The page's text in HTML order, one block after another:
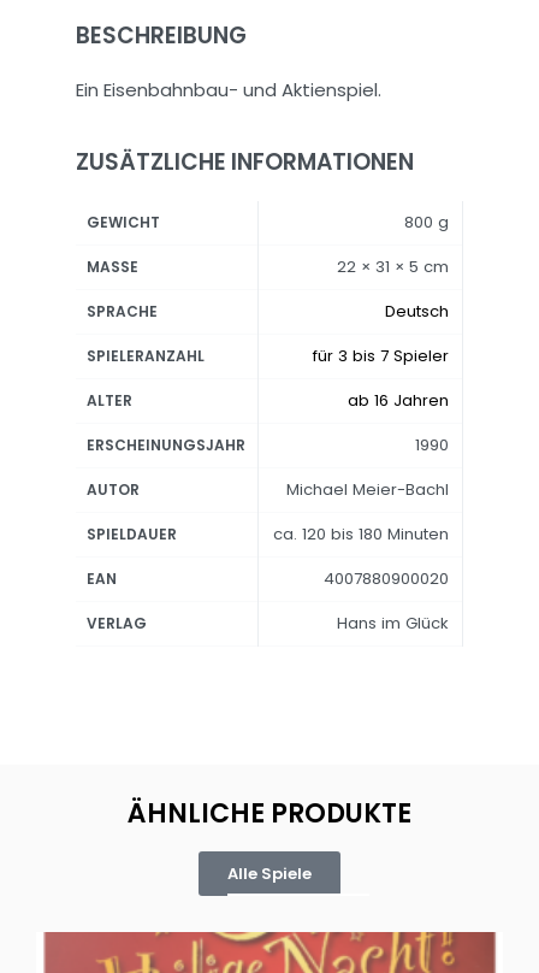
BESCHREIBUNG
Ein Eisenbahnbau- und Aktienspiel.
ZUSÄTZLICHE INFORMATIONEN
GEWICHT 800 g
MASSE 22 × 31 × 5 cm
SPRACHE Deutsch
SPIELERANZAHL für 3 bis 7 Spieler
ALTER ab 16 Jahren
ERSCHEINUNGSJAHR 1990
AUTOR Michael Meier-Bachl
SPIELDAUER ca. 120 bis 180 Minuten
EAN 4007880900020
VERLAG Hans im Glück
ÄHNLICHE PRODUKTE
Alle Spiele